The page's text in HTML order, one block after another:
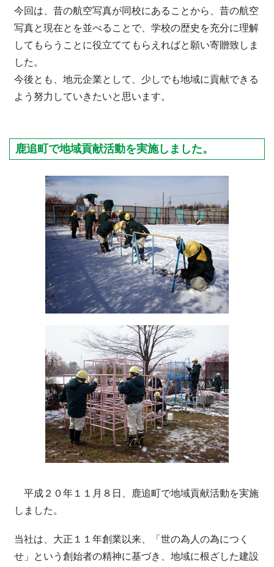
今回は、昔の航空写真が同校にあることから、昔の航空
写真と現在とを並べることで、学校の歴史を充分に理解
してもらうことに役立ててもらえればと願い寄贈致しま
した。
今後とも、地元企業として、少しでも地域に貢献できる
よう努力していきたいと思います。
鹿追町で地域貢献活動を実施しました。
平成２０年１１月８日、鹿追町で地域貢献活動を実施
しました。
当社は、大正１１年創業以来、「世の為人の為につく
せ」という創始者の精神に基づき、地域に根ざした建設